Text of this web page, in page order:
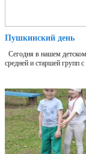
Пушкинский день
Сегодня в нашем
средней и старшей групп